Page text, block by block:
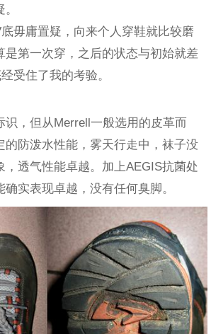
毋庸置疑，向来个人穿鞋就比较磨
是第一次穿，之后的状态与初始就差
受住了我的考验。
识，但从Merrell一般选用的皮革而
的防泼水性能，雾天行走中，袜子没
，透气性能卓越。加上AEGIS抗菌处
实表现卓越，没有任何臭脚。